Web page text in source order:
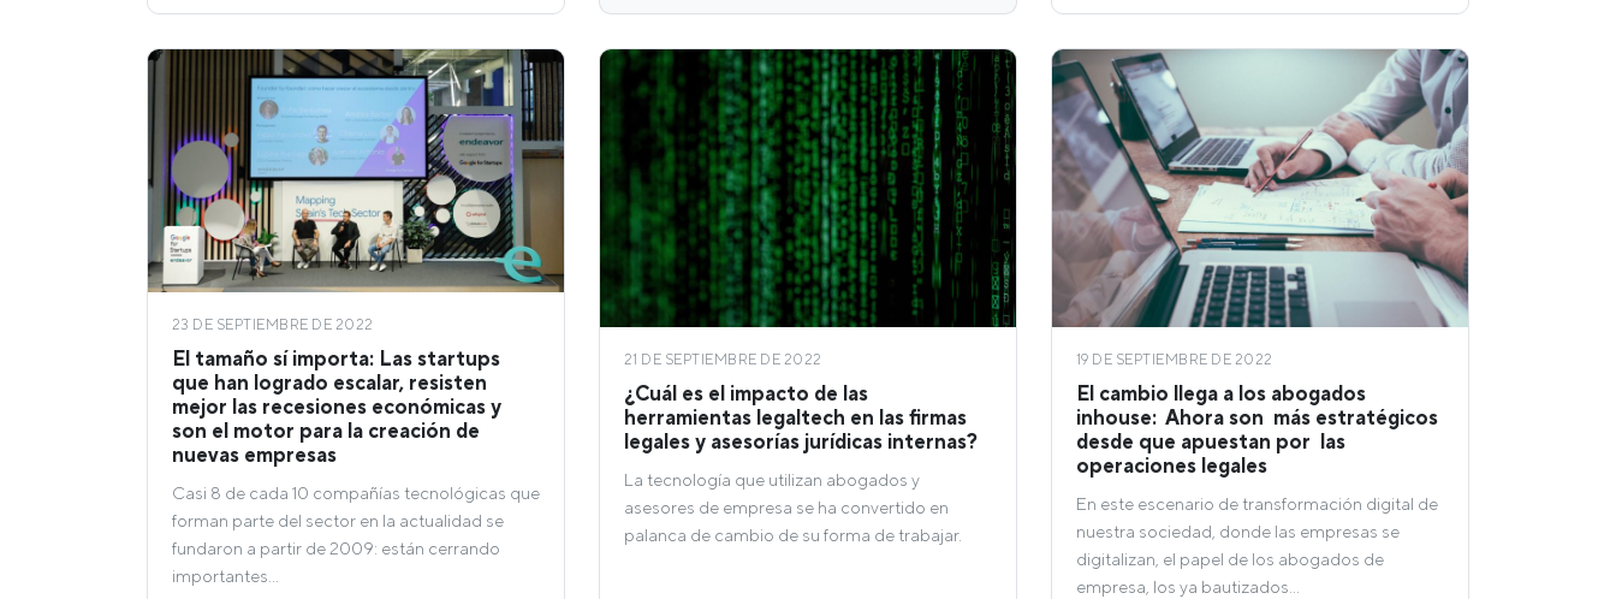
23 DE SEPTIEMBRE DE 2022
El tamaño sí importa: Las startups
que han logrado escalar, resisten
mejor las recesiones económicas y
son el motor para la creación de
nuevas empresas
Casi 8 de cada 10 compañías tecnológicas que
forman parte del sector en la actualidad se
fundaron a partir de 2009: están cerrando
importantes…
21 DE SEPTIEMBRE DE 2022
¿Cuál es el impacto de las
herramientas legaltech en las firmas
legales y asesorías jurídicas internas?
La tecnología que utilizan abogados y
asesores de empresa se ha convertido en
palanca de cambio de su forma de trabajar.
19 DE SEPTIEMBRE DE 2022
El cambio llega a los abogados
inhouse: Ahora son más estratégicos
desde que apuestan por las
operaciones legales
En este escenario de transformación digital de
nuestra sociedad, donde las empresas se
digitalizan, el papel de los abogados de
empresa, los ya bautizados…